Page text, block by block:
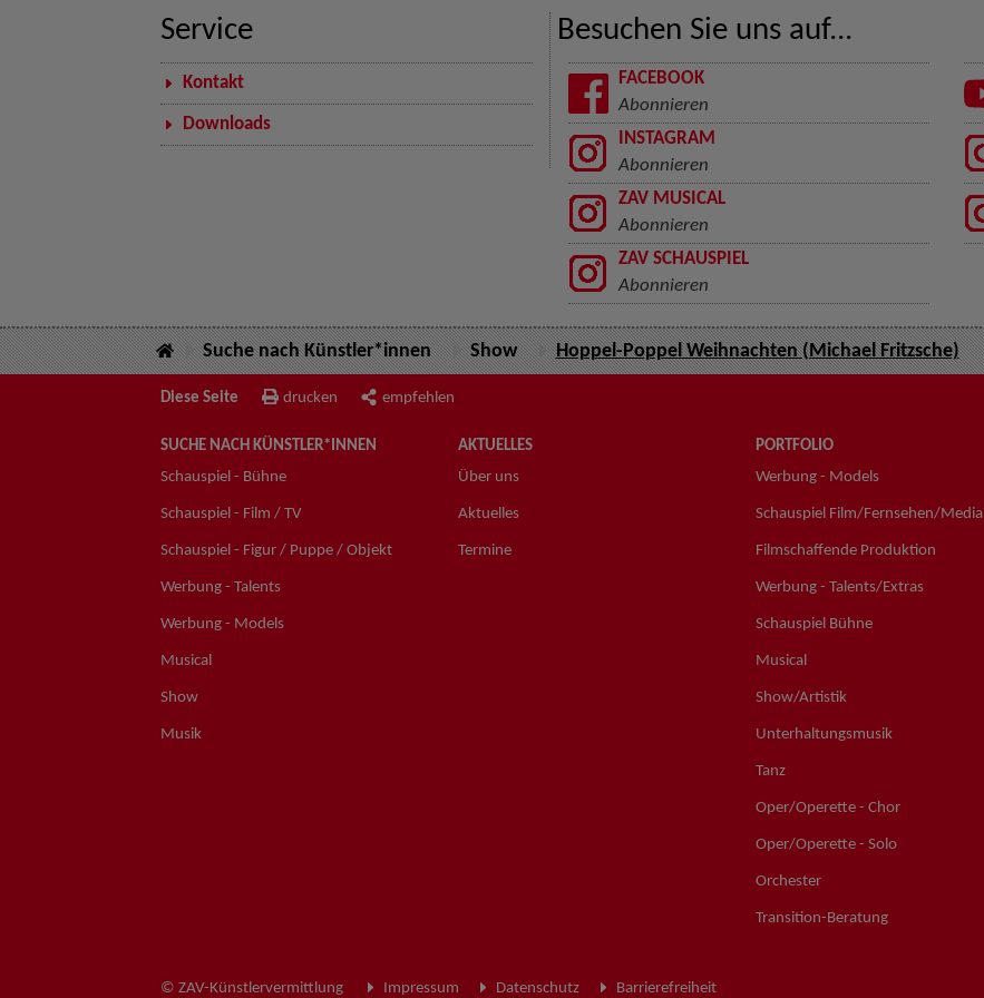
Service
Kontakt
Downloads
Besuchen Sie uns auf...
FACEBOOK
Abonnieren
INSTAGRAM
Abonnieren
ZAV MUSICAL
Abonnieren
ZAV SCHAUSPIEL
Abonnieren
Suche nach Künstler*innen Show Hoppel-Poppel Weihnachten (Michael Fritzsche)
Diese Seite drucken empfehlen
SUCHE NACH KÜNSTLER*INNEN
Schauspiel - Bühne
Schauspiel - Film / TV
Schauspiel - Figur / Puppe / Objekt
Werbung - Talents
Werbung - Models
Musical
Show
Musik
AKTUELLES
Über uns
Aktuelles
Termine
PORTFOLIO
Werbung - Models
Schauspiel Film/Fernsehen/Media
Filmschaffende Produktion
Werbung - Talents/Extras
Schauspiel Bühne
Musical
Show/Artistik
Unterhaltungsmusik
Tanz
Oper/Operette - Chor
Oper/Operette - Solo
Orchester
Transition-Beratung
© ZAV-Künstlervermittlung Impressum Datenschutz Barrierefreiheit